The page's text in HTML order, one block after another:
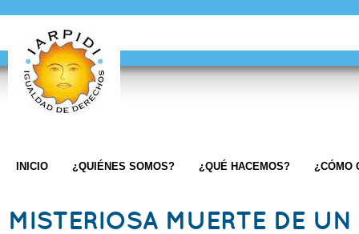
INICIO ¿QUIÉNES SOMOS? ¿QUÉ HACEMOS? ¿CÓMO
MISTERIOSA MUERTE DE UN